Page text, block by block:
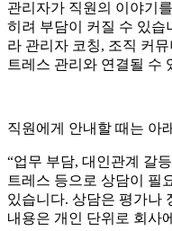
관리자가 직원의 이야기
히려 부담이 커질 수 있습
라 관리자 코칭, 조직 커
트레스 관리와 연결될 수
직원에게 안내할 때는 아
“업무 부담, 대인관계 갈
트레스 등으로 상담이 필
있습니다. 상담은 평가나
내용은 개인 단위로 회사